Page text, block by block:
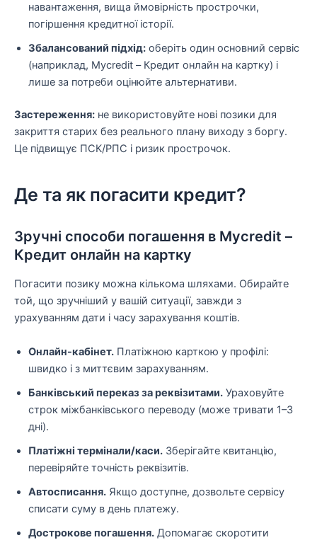
навантаження, вища ймовірність прострочки,
погіршення кредитної історії.
Збалансований підхід: оберіть один основний сервіс
(наприклад, Mycredit – Кредит онлайн на картку) і
лише за потреби оцінюйте альтернативи.
Застереження: не використовуйте нові позики для
закриття старих без реального плану виходу з боргу.
Це підвищує ПСК/РПС і ризик прострочок.
Де та як погасити кредит?
Зручні способи погашення в Mycredit –
Кредит онлайн на картку
Погасити позику можна кількома шляхами. Обирайте
той, що зручніший у вашій ситуації, завжди з
урахуванням дати і часу зарахування коштів.
Онлайн-кабінет. Платіжною карткою у профілі:
швидко і з миттєвим зарахуванням.
Банківський переказ за реквізитами. Ураховуйте
строк міжбанківського переводу (може тривати 1–3
дні).
Платіжні термінали/каси. Зберігайте квитанцію,
перевіряйте точність реквізитів.
Автосписання. Якщо доступне, дозвольте сервісу
списати суму в день платежу.
Дострокове погашення. Допомагає скоротити